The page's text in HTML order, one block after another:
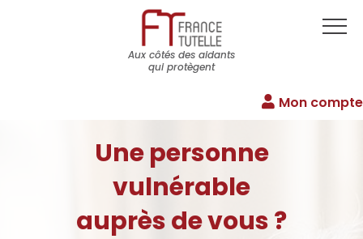
Aux côtés des aidants
qui protègent
Mon compte
Une personne
vulnérable
auprès de vous ?